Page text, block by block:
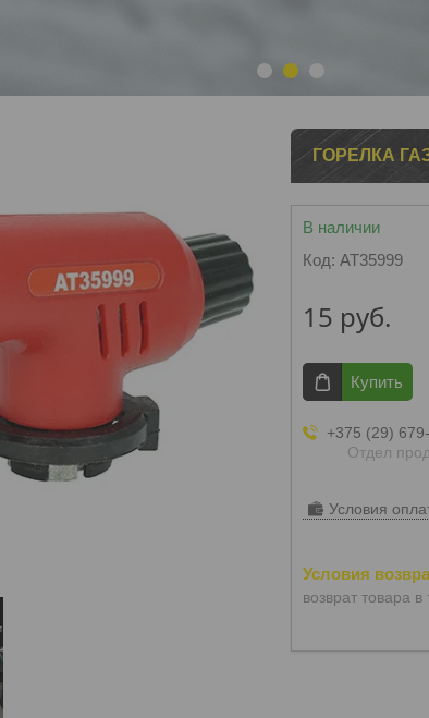
ГОРЕЛКА
В наличии
Код: AT35999
15 руб.
Купить
+375 (29)
Отдел
Условия
возврат товара